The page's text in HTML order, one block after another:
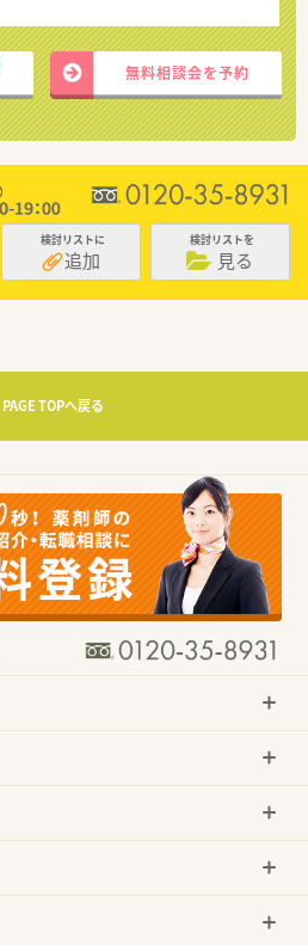
無料相談会を予約
検討リストに
追加
検討リストを
見る
PAGE TOPへ戻る